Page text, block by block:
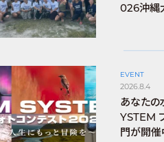
026沖縄
EVENT
2026.8.4
あなたの
YSTEM
門が開催